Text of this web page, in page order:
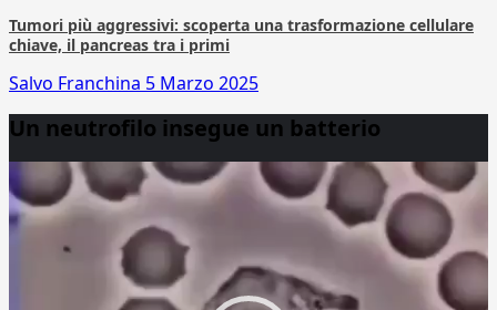
Tumori più aggressivi: scoperta una trasformazione cellulare
chiave, il pancreas tra i primi
Salvo Franchina 5 Marzo 2025
Un neutrofilo insegue un batterio
Player